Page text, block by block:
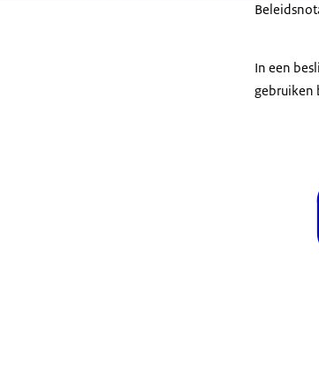
In een
gebruiken